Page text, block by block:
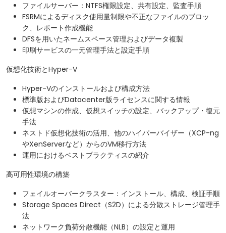
ファイルサーバー：NTFS権限設定、共有設定、監査手順
FSRMによるディスク使用量制限や不正なファイルのブロッ
ク、レポート作成機能
DFSを用いたネームスペース管理およびデータ複製
印刷サービスの一元管理手法と設定手順
仮想化技術とHyper-V
Hyper-Vのインストールおよび構成方法
標準版およびDatacenter版ライセンスに関する情報
仮想マシンの作成、仮想スイッチの設定、バックアップ・復元
手法
ネストド仮想化技術の活用、他のハイパーバイザー（XCP-ng
やXenServerなど）からのVM移行方法
運用におけるベストプラクティスの紹介
高可用性環境の構築
フェイルオーバークラスター：インストール、構成、検証手順
Storage Spaces Direct（S2D）による分散ストレージ管理手
法
ネットワーク負荷分散機能（NLB）の設定と運用